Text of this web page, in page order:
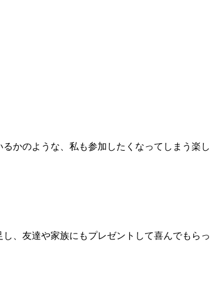
かのような、私も参加したくなってしまう楽し
、友達や家族にもプレゼントして喜んでもらっ